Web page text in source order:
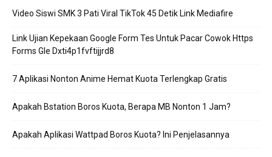
Video Siswi SMK 3 Pati Viral TikTok 45 Detik Link Mediafire
Link Ujian Kepekaan Google Form Tes Untuk Pacar Cowok Https
Forms Gle Dxti4p1fvftijjrd8
7 Aplikasi Nonton Anime Hemat Kuota Terlengkap Gratis
Apakah Bstation Boros Kuota, Berapa MB Nonton 1 Jam?
Apakah Aplikasi Wattpad Boros Kuota? Ini Penjelasannya